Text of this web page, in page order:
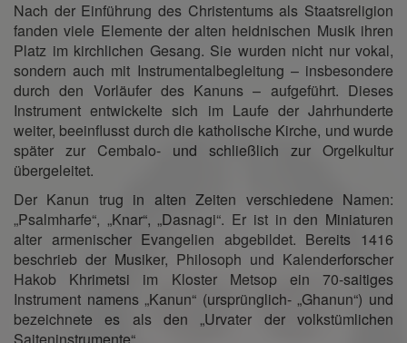
Nach der Einführung des Christentums als Staatsreligion
fanden viele Elemente der alten heidnischen Musik ihren
Platz im kirchlichen Gesang. Sie wurden nicht nur vokal,
sondern auch mit Instrumentalbegleitung – insbesondere
durch den Vorläufer des Kanuns – aufgeführt. Dieses
Instrument entwickelte sich im Laufe der Jahrhunderte
weiter, beeinflusst durch die katholische Kirche, und wurde
später zur Cembalo- und schließlich zur Orgelkultur
übergeleitet.
Der Kanun trug in alten Zeiten verschiedene Namen:
„Psalmharfe“, „Knar“, „Dasnagi“. Er ist in den Miniaturen
alter armenischer Evangelien abgebildet. Bereits 1416
beschrieb der Musiker, Philosoph und Kalenderforscher
Hakob Khrimetsi im Kloster Metsop ein 70-saitiges
Instrument namens „Kanun“ (ursprünglich- „Ghanun“) und
bezeichnete es als den „Urvater der volkstümlichen
Saiteninstrumente“.